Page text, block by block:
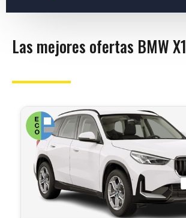
Las mejores ofertas BMW X1